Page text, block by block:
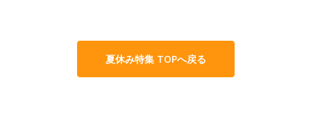
夏休み特集 TOPへ戻る